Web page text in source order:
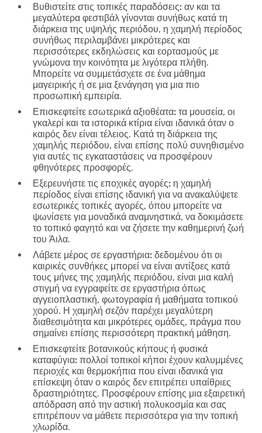
Βυθιστείτε στις τοπικές παραδόσεις: αν και τα
μεγαλύτερα φεστιβάλ γίνονται συνήθως κατά τη
διάρκεια της υψηλής περιόδου, η χαμηλή περίοδος
συνήθως περιλαμβάνει μικρότερες και
περισσότερες εκδηλώσεις και εορτασμούς με
γνώμονα την κοινότητα με λιγότερα πλήθη.
Μπορείτε να συμμετάσχετε σε ένα μάθημα
μαγειρικής ή σε μια ξενάγηση για μια πιο
προσωπική εμπειρία.
Επισκεφτείτε εσωτερικά αξιοθέατα: τα μουσεία, οι
γκαλερί και τα ιστορικά κτίρια είναι ιδανικά όταν ο
καιρός δεν είναι τέλειος. Κατά τη διάρκεια της
χαμηλής περιόδου, είναι επίσης πολύ συνηθισμένο
για αυτές τις εγκαταστάσεις να προσφέρουν
φθηνότερες προσφορές.
Εξερευνήστε τις εποχικές αγορές: η χαμηλή
περίοδος είναι επίσης ιδανική για να ανακαλύψετε
εσωτερικές τοπικές αγορές, όπου μπορείτε να
ψωνίσετε για μοναδικά αναμνηστικά, να δοκιμάσετε
το τοπικό φαγητό και να ζήσετε την καθημερινή ζωή
του Άιλα.
Λάβετε μέρος σε εργαστήρια: δεδομένου ότι οι
καιρικές συνθήκες μπορεί να είναι αντίξοες κατά
τους μήνες της χαμηλής περιόδου, είναι μια καλή
στιγμή να εγγραφείτε σε εργαστήρια όπως
αγγειοπλαστική, φωτογραφία ή μαθήματα τοπικού
χορού. Η χαμηλή σεζόν παρέχει μεγαλύτερη
διαθεσιμότητα και μικρότερες ομάδες, πράγμα που
σημαίνει επίσης περισσότερη πρακτική μάθηση.
Επισκεφτείτε βοτανικούς κήπους ή φυσικά
καταφύγια: πολλοί τοπικοί κήποι έχουν καλυμμένες
περιοχές και θερμοκήπια που είναι ιδανικά για
επίσκεψη όταν ο καιρός δεν επιτρέπει υπαίθριες
δραστηριότητες. Προσφέρουν επίσης μια εξαιρετική
απόδραση από την αστική πολυκοσμία και σας
επιτρέπουν να μάθετε περισσότερα για την τοπική
χλωρίδα.